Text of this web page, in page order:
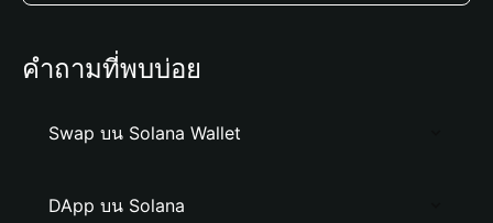
คำถามที่พบบ่อย
Swap บน Solana Wallet
DApp บน Solana